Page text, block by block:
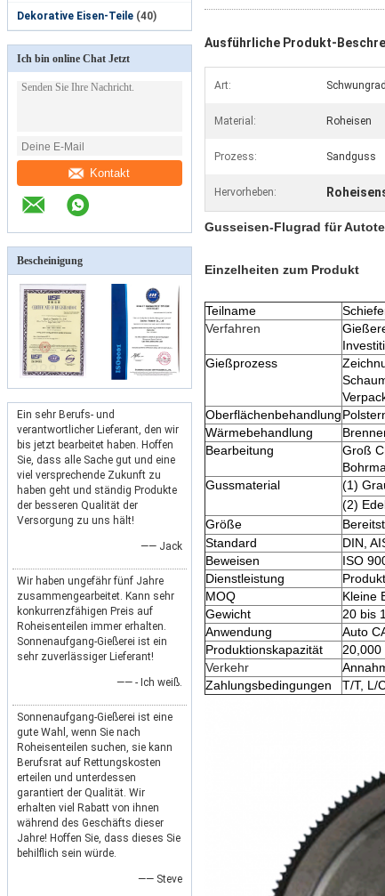
Dekorative Eisen-Teile (40)
Ich bin online Chat Jetzt
Kontakt
Bescheinigung
Ein sehr Berufs- und
verantwortlicher Lieferant, den wir
bis jetzt bearbeitet haben. Hoffen
Sie, dass alle Sache gut und eine
viel versprechende Zukunft zu
haben geht und ständig Produkte
der besseren Qualität der
Versorgung zu uns hält!
—— Jack
Wir haben ungefähr fünf Jahre
zusammengearbeitet. Kann sehr
konkurrenzfähigen Preis auf
Roheisenteilen immer erhalten.
Sonnenaufgang-Gießerei ist ein
sehr zuverlässiger Lieferant!
—— - Ich weiß.
Sonnenaufgang-Gießerei ist eine
gute Wahl, wenn Sie nach
Roheisenteilen suchen, sie kann
Berufsrat auf Rettungskosten
erteilen und unterdessen
garantiert der Qualität. Wir
erhalten viel Rabatt von ihnen
während des Geschäfts dieser
Jahre! Hoffen Sie, dass dieses Sie
behilflich sein würde.
—— Steve
Ausführliche Produkt-
Art: Schwungrad
Material: Roheisen
Prozess: Sandguss
Hervorheben:
Gusseisen-Flugrad für
Einzelheiten zum Produkt
Teilname
Verfahren
Gießprozess
Oberflächenbehandlung
Wärmebehandlung
Bearbeitung
Groß
Gussmaterial
(1)
(2)
Größe
Standard
DIN,
Beweisen
ISO
Dienstleistung
MOQ
Kleine
Gewicht
20 bis
Anwendung
Auto
Produktionskapazität
20,000
Verkehr
Zahlungsbedingungen
T/T, L/